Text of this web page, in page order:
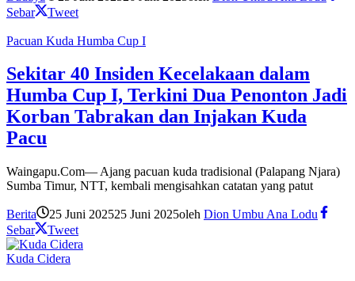
Sebar
Tweet
Pacuan Kuda Humba Cup I
Sekitar 40 Insiden Kecelakaan dalam
Humba Cup I, Terkini Dua Penonton Jadi
Korban Tabrakan dan Injakan Kuda
Pacu
Waingapu.Com— Ajang pacuan kuda tradisional (Palapang Njara)
Sumba Timur, NTT, kembali mengisahkan catatan yang patut
Berita 25 Juni 202525 Juni 2025oleh Dion Umbu Ana Lodu
Sebar
Tweet
Kuda Cidera